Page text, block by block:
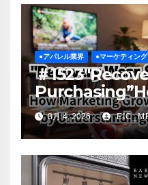
●アパレル業界 ●マーケティング
＃
Grows a
8月 4, 2026